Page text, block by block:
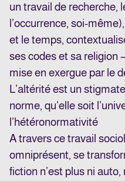
un travail de recherche,
l’occurrence, soi-
et le temps,
ses codes et sa religion
mise en exergue par le
L’altérité est un
norme, qu’elle soit
l’hétéronormativité
A travers ce travail
omniprésent, se
fiction n’est plus ni